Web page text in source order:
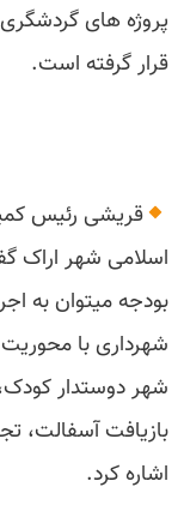
پروژه های
قرار گرفته است.
قریشی رئیس
اسلامی شهر اراک
بودجه میتوان به
شهرداری با
شهر دوستدار
بازیافت آسفالت،
اشاره کرد.